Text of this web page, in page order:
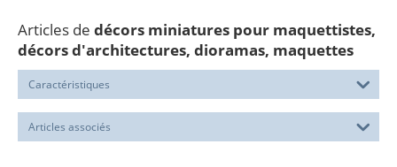
Articles de décors miniatures pour maquettistes,
décors d'architectures, dioramas, maquettes
Caractéristiques
Articles associés